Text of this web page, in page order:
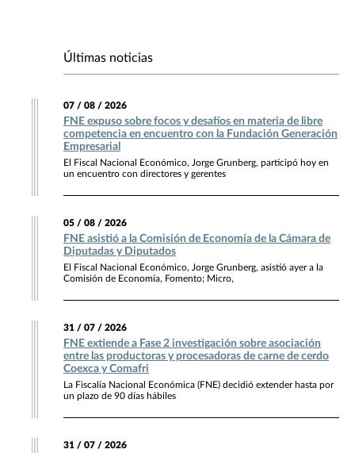
Últimas noticias
07 / 08 / 2026
FNE expuso sobre focos y desafíos en materia de libre
competencia en encuentro con la Fundación Generación
Empresarial
El Fiscal Nacional Económico, Jorge Grunberg, participó hoy en
un encuentro con directores y gerentes
05 / 08 / 2026
FNE asistió a la Comisión de Economía de la Cámara de
Diputadas y Diputados
El Fiscal Nacional Económico, Jorge Grunberg, asistió ayer a la
Comisión de Economía, Fomento; Micro,
31 / 07 / 2026
FNE extiende a Fase 2 investigación sobre asociación
entre las productoras y procesadoras de carne de cerdo
Coexca y Comafri
La Fiscalía Nacional Económica (FNE) decidió extender hasta por
un plazo de 90 días hábiles
31 / 07 / 2026